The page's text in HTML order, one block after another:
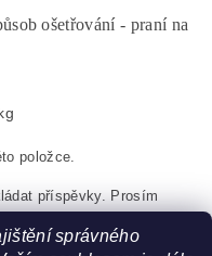
ošetřování - praní na
položce.
příspěvky. Prosím
51, Česká
správného